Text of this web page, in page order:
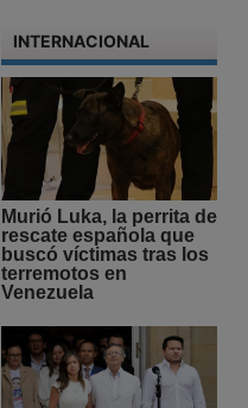
INTERNACIONAL
Murió Luka, la perrita de
rescate española que
buscó víctimas tras los
terremotos en
Venezuela